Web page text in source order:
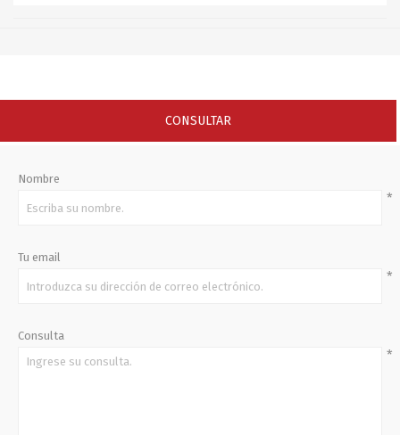
CONSULTAR
Nombre
*
Tu email
*
Consulta
*